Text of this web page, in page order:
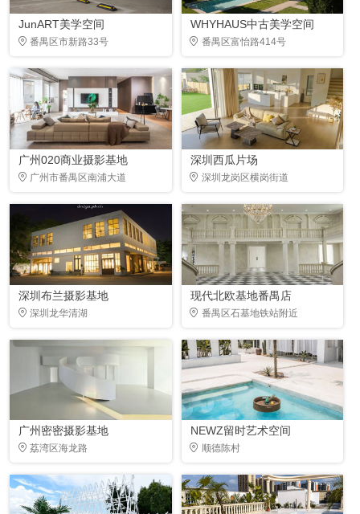
JunART美学空间
番禺区市新路33号
WHYHAUS中古美学空间
番禺区富怡路414号
广州020商业摄影基地
广州市番禺区南浦大道
深圳西瓜片场
深圳龙岗区横岗街道
深圳布兰摄影基地
深圳龙华清湖
现代北欧基地番禺店
番禺区石基地铁站附近
广州密密摄影基地
荔湾区海龙路
NEWZ留时艺术空间
顺德陈村